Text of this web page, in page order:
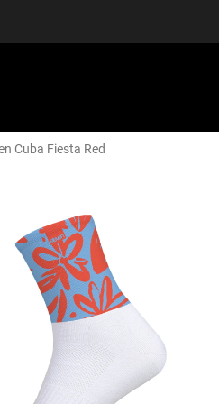
Cuba Fiesta Red